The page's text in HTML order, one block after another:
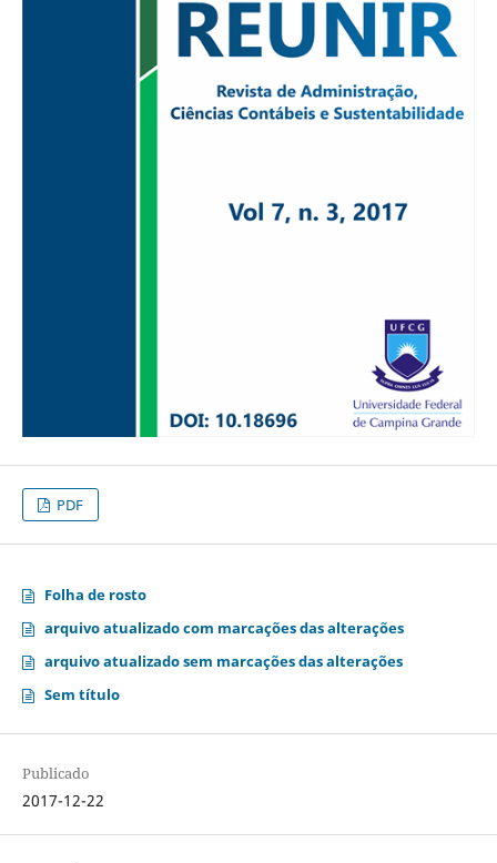
PDF
Folha de rosto
arquivo atualizado com marcações das alterações
arquivo atualizado sem marcações das alterações
Sem título
Publicado
2017-12-22